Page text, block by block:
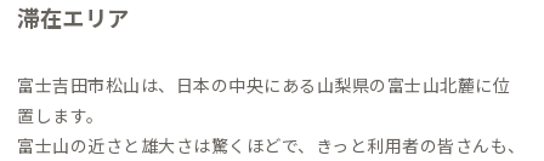
滞在エリア
富士吉田市松山は、日本の中央にある山梨県の富士山北麓に位
置します。
富士山の近さと雄大さは驚くほどで、きっと利用者の皆さんも、